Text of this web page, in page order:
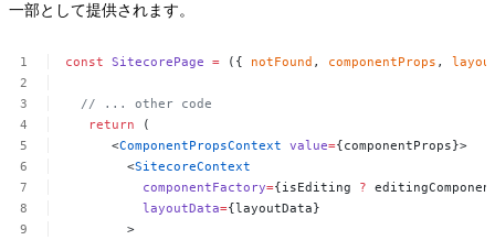
一部として提供されます。
const SitecorePage = ({ notFound , componentProps ,
// ... other code
return
(
<ComponentPropsContext value={componentProps}>
<SitecoreContext
componentFactory={isEditing ?
layoutData={layoutData}
>